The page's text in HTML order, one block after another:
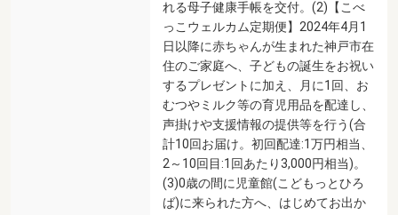
れる母子健康手帳を交付。(2)【こべ
っこウェルカム定期便】2024年4月1
日以降に赤ちゃんが生まれた神戸市在
住のご家庭へ、子どもの誕生をお祝い
するプレゼントに加え、月に1回、お
むつやミルク等の育児用品を配達し、
声掛けや支援情報の提供等を行う(合
計10回お届け。初回配達:1万円相当、
2～10回目:1回あたり3,000円相当)。
(3)0歳の間に児童館(こどもっとひろ
ば)に来られた方へ、はじめてお出か